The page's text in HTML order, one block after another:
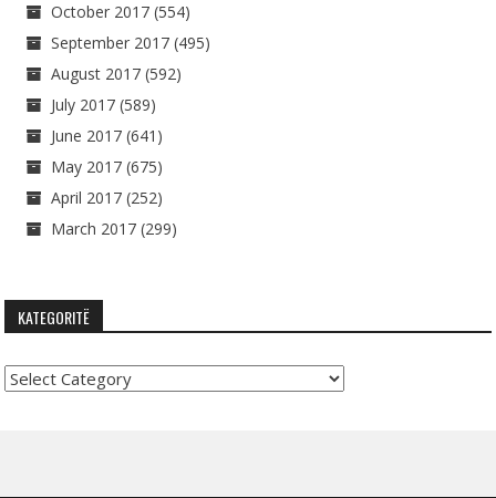
October 2017 (554)
September 2017 (495)
August 2017 (592)
July 2017 (589)
June 2017 (641)
May 2017 (675)
April 2017 (252)
March 2017 (299)
KATEGORITË
Kategoritë